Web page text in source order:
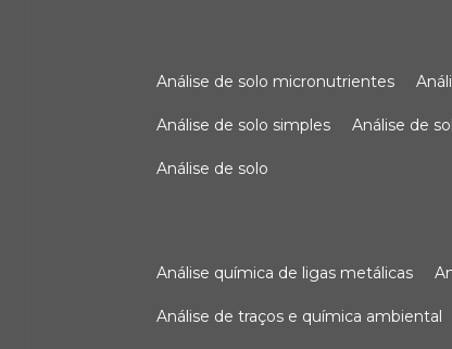
análise de solo micronutrientes
análise de solo simples análise de
análise de solo
análise química de ligas metálicas
análise de traços e química ambiental